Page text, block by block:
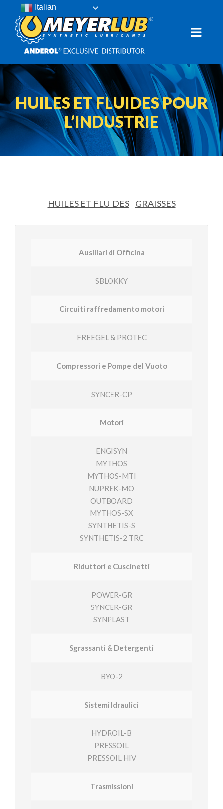
HUILES ET FLUIDES POUR
L’INDUSTRIE
HUILES ET FLUIDES GRAISSES
Ausiliari di Officina
SBLOKKY
Circuiti raffredamento motori
FREEGEL & PROTEC
Compressori e Pompe del Vuoto
SYNCER-CP
Motori
ENGISYN
MYTHOS
MYTHOS-MTI
NUPREK-MO
OUTBOARD
MYTHOS-SX
SYNTHETIS-S
SYNTHETIS-2 TRC
Riduttori e Cuscinetti
POWER-GR
SYNCER-GR
SYNPLAST
Sgrassanti & Detergenti
BYO-2
Sistemi Idraulici
HYDROIL-B
PRESSOIL
PRESSOIL HIV
Trasmissioni
Italian